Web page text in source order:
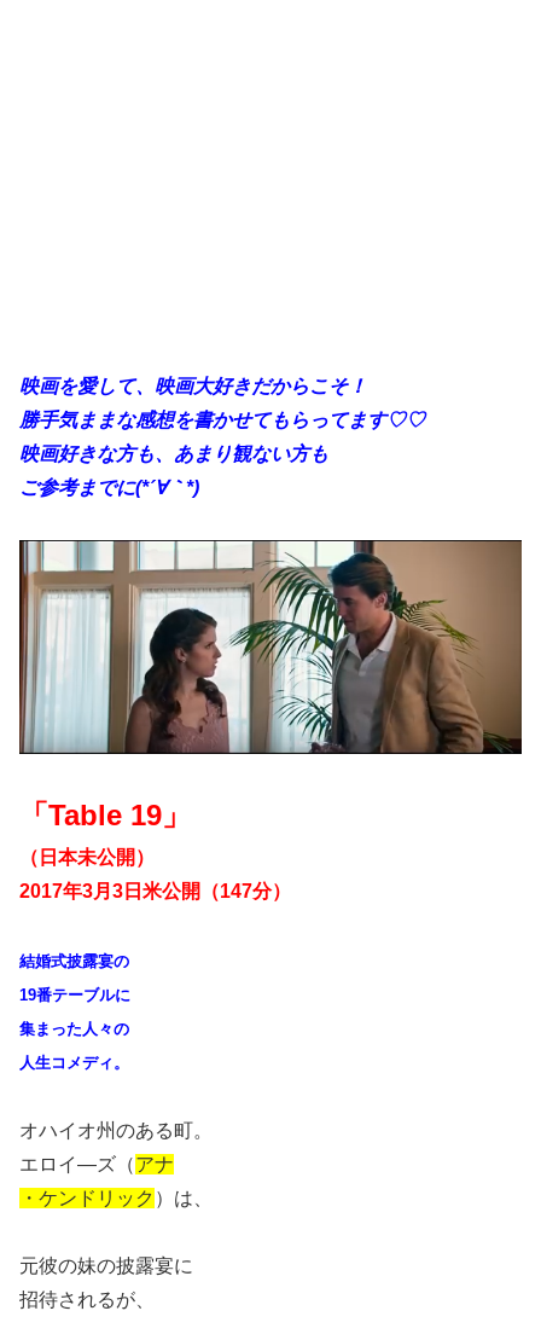
映画を愛して、映画大好きだからこそ！
勝手気ままな感想を書かせてもらってます♡♡
映画好きな方も、あまり観ない方も
ご参考までに(*´∀｀*)
「Table 19」
（日本未公開）
2017年3月3日米公開（147分）
結婚式披露宴の
19番テーブルに
集まった人々の
人生コメディ。
オハイオ州のある町。
エロイ―ズ（アナ
・ケンドリック ）は、
元彼の妹の披露宴に
招待されるが、